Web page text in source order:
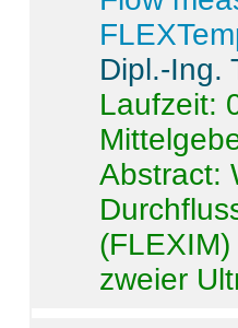
Dipl.-Ing.
Laufzeit:
Abstract:
zweier